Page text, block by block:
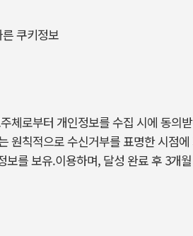
쿠키정보
체로부터 개인정보를 수집 시에 동의
원칙적으로 수신거부를 표명한 시점
보를 보유.이용하며, 달성 완료 후 3개